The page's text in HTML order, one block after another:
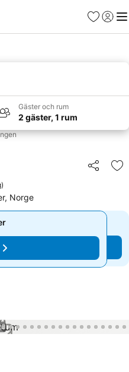
Favoriter
Logga
Gäster och rum
2 gäster, 1 rum
Dela
)
Norge